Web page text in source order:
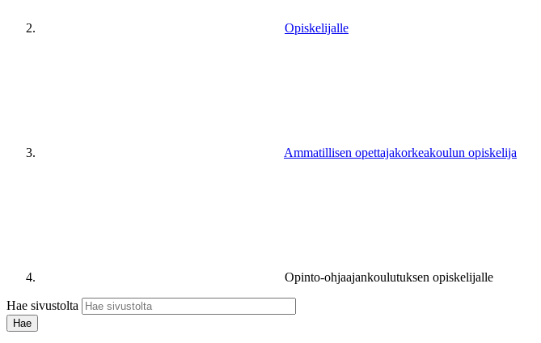
Opiskelijalle
Ammatillisen opettajakorkeakoulun opiskelija
Opinto-ohjaajankoulutuksen opiskelijalle
Hae sivustolta